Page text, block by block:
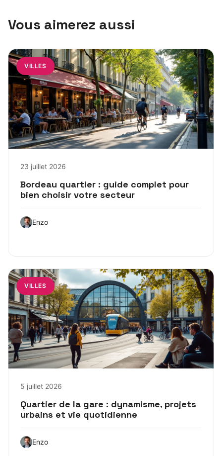
Vous aimerez aussi
VILLES
23 juillet 2026
Bordeau quartier : guide complet pour
bien choisir votre secteur
Enzo
VILLES
5 juillet 2026
Quartier de la gare : dynamisme, projets
urbains et vie quotidienne
Enzo